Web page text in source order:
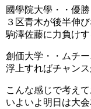
國學院大學・・優
３区青木が後半伸
駒澤佐藤に力負け
創価大学・・ムチ
浮上すればチャンス
こんな感じで考えて
いよいよ明日は大会